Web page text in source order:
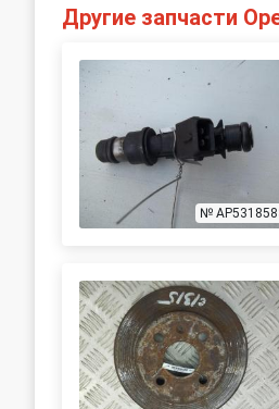
Другие запчасти
№